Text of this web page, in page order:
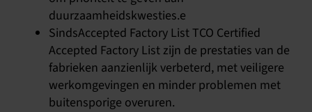
duurzaamheidskwesties.e
SindsAccepted Factory List TCO Certified
Accepted Factory List zijn de prestaties van de
fabrieken aanzienlijk verbeterd, met veiligere
werkomgevingen en minder problemen met
buitensporige overuren.